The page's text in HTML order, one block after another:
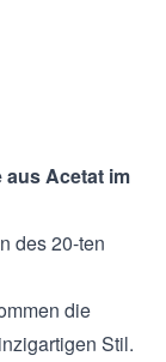
Acetat im
des 20-ten
die
Stil.